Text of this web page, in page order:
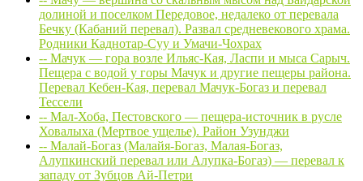
долиной и поселком Передовое, недалеко от перевала
Бечку (Кабаний перевал). Развал средневекового храма.
Родники Каднотар-Суу и Умачи-Чохрах
-- Мачук — гора возле Ильяс-Кая, Ласпи и мыса Сарыч.
Пещера с водой у горы Мачук и другие пещеры района.
Перевал Кебен-Кая, перевал Мачук-Богаз и перевал
Тессели
-- Мал-Хоба, Пестовского — пещера-источник в русле
Ховалыха (Мертвое ущелье). Район Узунджи
-- Малай-Богаз (Малайя-Богаз, Малая-Богаз,
Алупкинский перевал или Алупка-Богаз) — перевал к
западу от Зубцов Ай-Петри